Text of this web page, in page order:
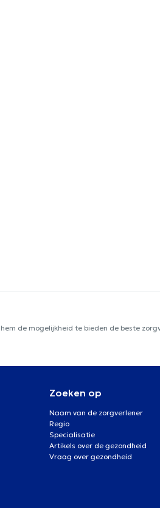
de mogelijkheid te bieden de beste
Zoeken op
Naam van de zorgverlener
Regio
Specialisatie
Artikels over de gezondheid
Vraag over gezondheid